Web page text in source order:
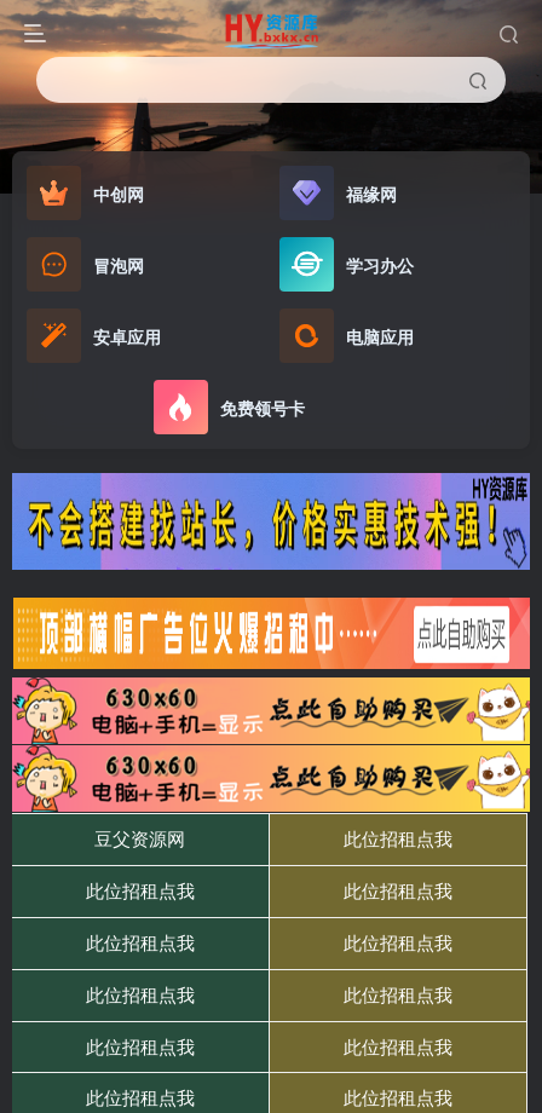
中创网 福缘网
冒泡网 学习办公
安卓应用 电脑应用
免费领号卡